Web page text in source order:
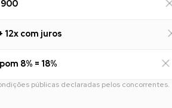
900
12x com juros
8% = 18%
públicas declaradas pelos concorrentes.